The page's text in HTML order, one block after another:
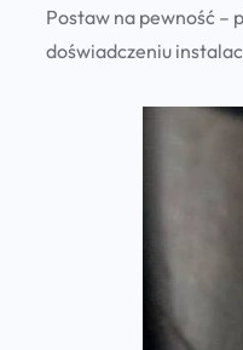
Postaw na pewność –
doświadczeniu